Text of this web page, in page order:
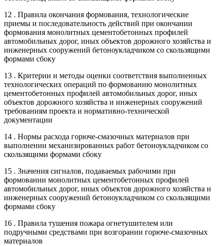
12 . Правила окончания формования, технологические
приемы и последовательность действий при окончании
формования монолитных цементобетонных профилей
автомобильных дорог, иных объектов дорожного хозяйства и
инженерных сооружений бетоноукладчиком со скользящими
формами сбоку
13 . Критерии и методы оценки соответствия выполненных
технологических операций по формованию монолитных
цементобетонных профилей автомобильных дорог, иных
объектов дорожного хозяйства и инженерных сооружений
требованиям проекта и нормативно-технической
документации
14 . Нормы расхода горюче-смазочных материалов при
выполнении механизированных работ бетоноукладчиком со
скользящими формами сбоку
15 . Значения сигналов, подаваемых рабочими при
формовании монолитных цементобетонных профилей
автомобильных дорог, иных объектов дорожного хозяйства и
инженерных сооружений бетоноукладчиком со скользящими
формами сбоку
16 . Правила тушения пожара огнетушителем или
подручными средствами при возгорании горюче-смазочных
материалов